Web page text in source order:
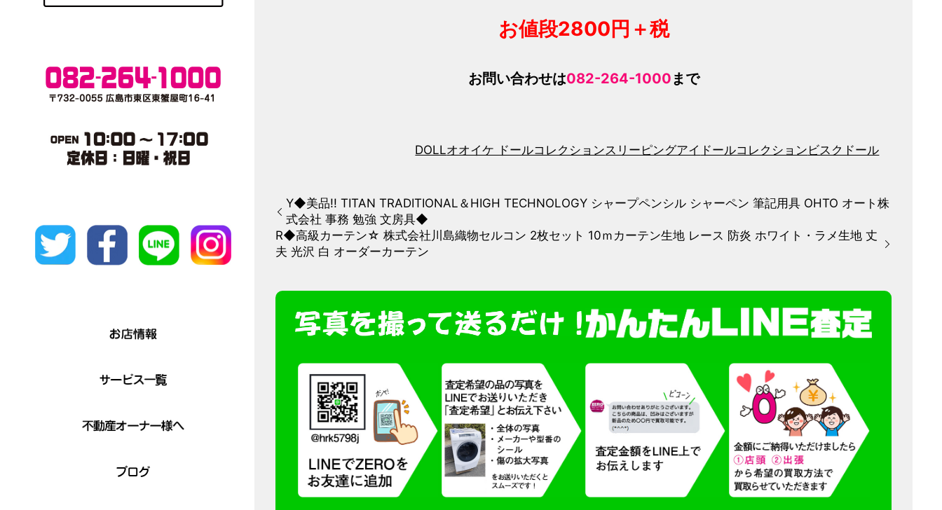
お値段2800 円＋税
お問い合わせは082-264-1000まで
DOLLオオイケ ドールコレクションスリーピングアイ ドールコレクション ビスクドール
Y◆美品!! TITAN TRADITIONAL＆HIGH TECHNOLOGY シャープペンシル シャーペン 筆記用具 OHTO オート株
式会社 事務 勉強 文房具◆
R◆高級カーテン☆ 株式会社川島織物セルコン 2枚セット 10ｍカーテン生地 レース 防炎 ホワイト・ラメ生地 丈
夫 光沢 白 オーダーカーテン